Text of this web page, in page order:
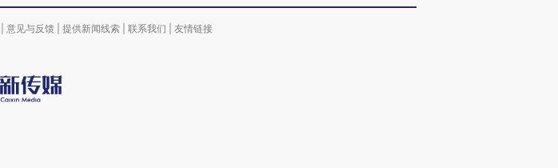
意见与反馈 提供新闻线索 联系我们 友情链接